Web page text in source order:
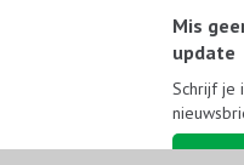
Mis
update
Schrijf je